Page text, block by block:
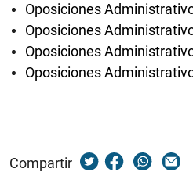
Oposiciones
Oposiciones
Oposiciones
Oposiciones
Compartir